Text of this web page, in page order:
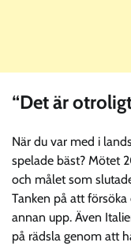
“Det är
När du var med i
spelade bäst? Mötet
och målet som
Tanken på att
annan upp. Även
på rädsla genom att